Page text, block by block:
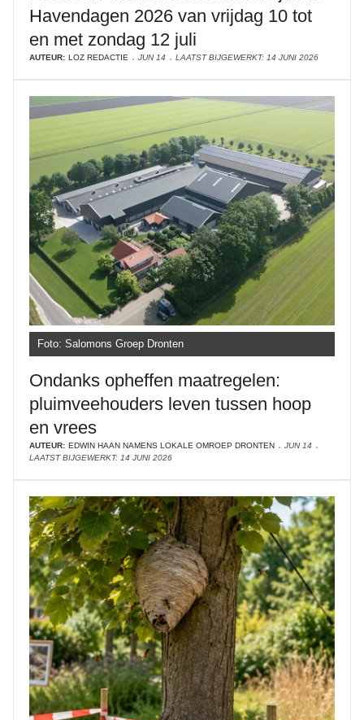
Havendagen 2026 van vrijdag 10 tot
en met zondag 12 juli
AUTEUR: LOZ REDACTIE JUN 14 LAATST BIJGEWERKT: 14 JUNI 2026
Foto: Salomons Groep Dronten
Ondanks opheffen maatregelen:
pluimveehouders leven tussen hoop
en vrees
AUTEUR: EDWIN HAAN NAMENS LOKALE OMROEP DRONTEN
JUN 14
LAATST BIJGEWERKT: 14 JUNI 2026